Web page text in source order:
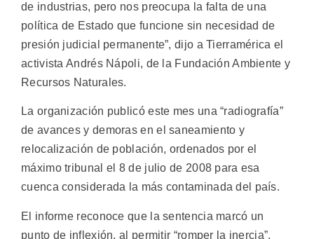
de industrias, pero nos preocupa la falta de una
política de Estado que funcione sin necesidad de
presión judicial permanente”, dijo a Tierramérica el
activista Andrés Nápoli, de la Fundación Ambiente y
Recursos Naturales.
La organización publicó este mes una “radiografía”
de avances y demoras en el saneamiento y
relocalización de población, ordenados por el
máximo tribunal el 8 de julio de 2008 para esa
cuenca considerada la más contaminada del país.
El informe reconoce que la sentencia marcó un
punto de inflexión, al permitir “romper la inercia”,